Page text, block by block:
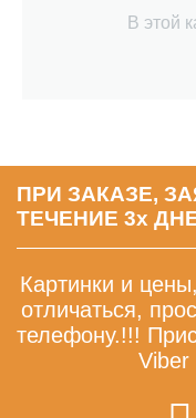
В этой
ПРИ ЗАКАЗЕ,
ТЕЧЕНИЕ 3х
Картинки и
отличаться,
телефону.!!!
Viber